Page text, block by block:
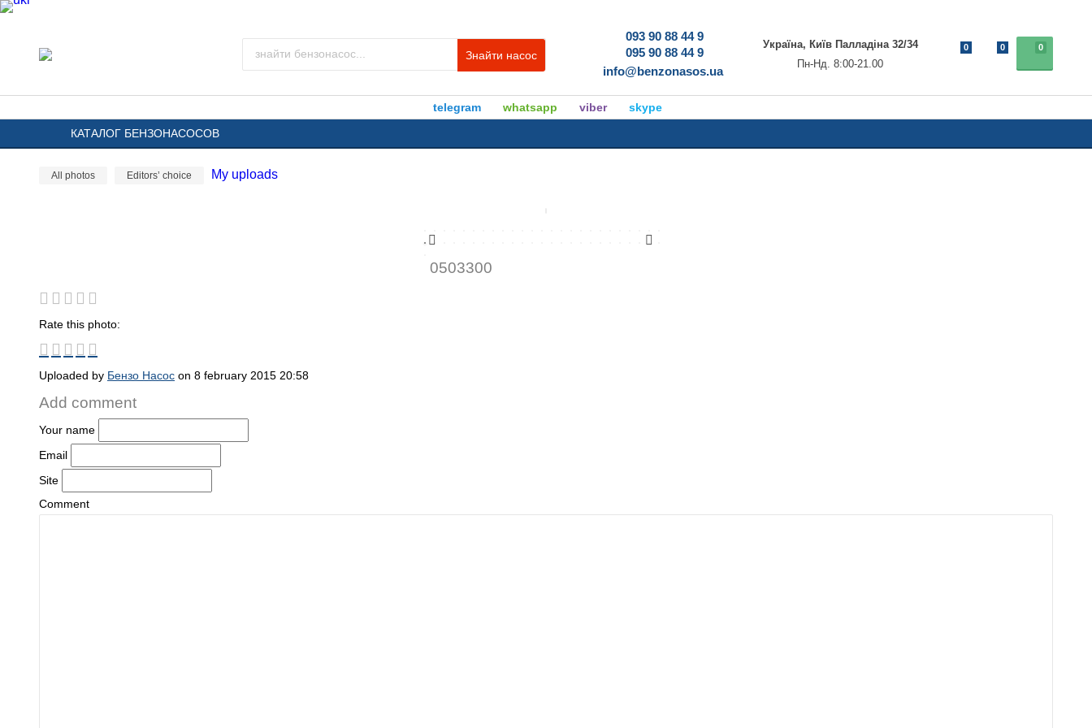
Знайти насос
093 90 88 44 9
095 90 88 44 9
info@benzonasos.ua
Україна, Київ Палладіна 32/34
Пн-Нд. 8:00-21.00
0
0 0
telegram whatsapp viber
skype
КАТАЛОГ БЕНЗОНАСОСОВ
All photos Editors’ choice My uploads
0503300
Rate this photo:
Uploaded by Бензо Насос on 8 february 2015 20:58
Add comment
Your name
Email
Site
Comment